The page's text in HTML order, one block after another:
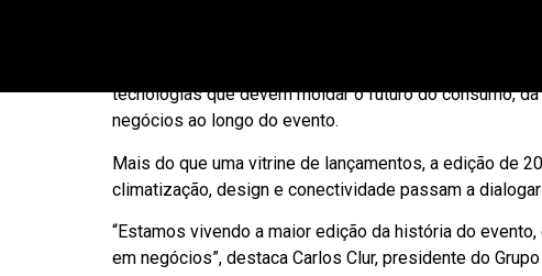
tecnologias que devem moldar o futuro do consumo,
negócios ao longo do evento.
Mais do que uma vitrine de lançamentos, a edição de
climatização, design e conectividade passam a
“Estamos vivendo a maior edição da história do
em negócios”, destaca Carlos Clur, presidente do